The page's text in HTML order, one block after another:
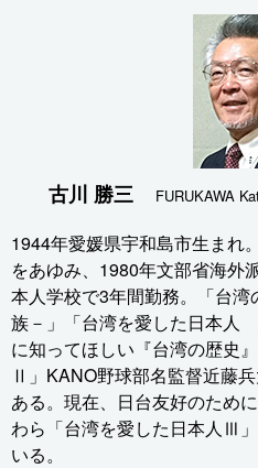
古川 勝三 FURUKAWA
1944年愛媛県宇和島市生まれ
をあゆみ、1980年文部省海外
本人学校で3年間勤務。「台
族－」「台湾を愛した日本人
に知ってほしい『台湾の歴史
Ⅱ」KANO野球部名監督近藤
ある。現在、日台友好のため
わら「台湾を愛した日本人Ⅲ
いる。